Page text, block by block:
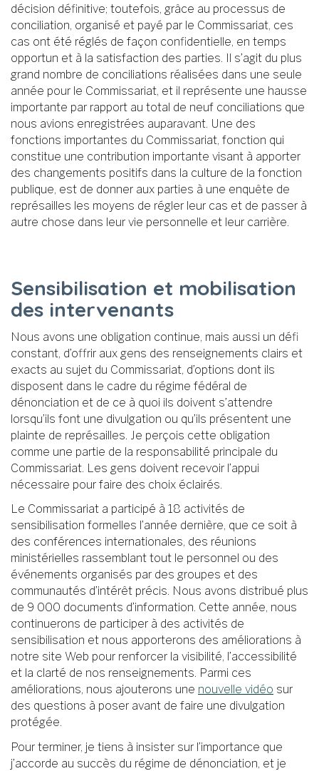
décision définitive; toutefois, grâce au processus de
conciliation, organisé et payé par le Commissariat, ces
cas ont été réglés de façon confidentielle, en temps
opportun et à la satisfaction des parties. Il s’agit du plus
grand nombre de conciliations réalisées dans une seule
année pour le Commissariat, et il représente une hausse
importante par rapport au total de neuf conciliations que
nous avions enregistrées auparavant. Une des
fonctions importantes du Commissariat, fonction qui
constitue une contribution importante visant à apporter
des changements positifs dans la culture de la fonction
publique, est de donner aux parties à une enquête de
représailles les moyens de régler leur cas et de passer à
autre chose dans leur vie personnelle et leur carrière.
Sensibilisation et mobilisation
des intervenants
Nous avons une obligation continue, mais aussi un défi
constant, d’offrir aux gens des renseignements clairs et
exacts au sujet du Commissariat, d’options dont ils
disposent dans le cadre du régime fédéral de
dénonciation et de ce à quoi ils doivent s’attendre
lorsqu’ils font une divulgation ou qu’ils présentent une
plainte de représailles. Je perçois cette obligation
comme une partie de la responsabilité principale du
Commissariat. Les gens doivent recevoir l’appui
nécessaire pour faire des choix éclairés.
Le Commissariat a participé à 18 activités de
sensibilisation formelles l’année dernière, que ce soit à
des conférences internationales, des réunions
ministérielles rassemblant tout le personnel ou des
événements organisés par des groupes et des
communautés d’intérêt précis. Nous avons distribué plus
de 9 000 documents d’information. Cette année, nous
continuerons de participer à des activités de
sensibilisation et nous apporterons des améliorations à
notre site Web pour renforcer la visibilité, l’accessibilité
et la clarté de nos renseignements. Parmi ces
améliorations, nous ajouterons une nouvelle vidéo sur
des questions à poser avant de faire une divulgation
protégée.
Pour terminer, je tiens à insister sur l’importance que
j’accorde au succès du régime de dénonciation, et je